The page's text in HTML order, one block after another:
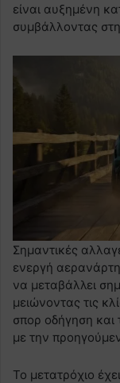
είναι αυξημένη
συμβάλλοντας
Σημαντικές
ενεργή
να μεταβάλλει
μειώνοντας τις
σπορ οδήγηση
με την
Το μετατρόχιο